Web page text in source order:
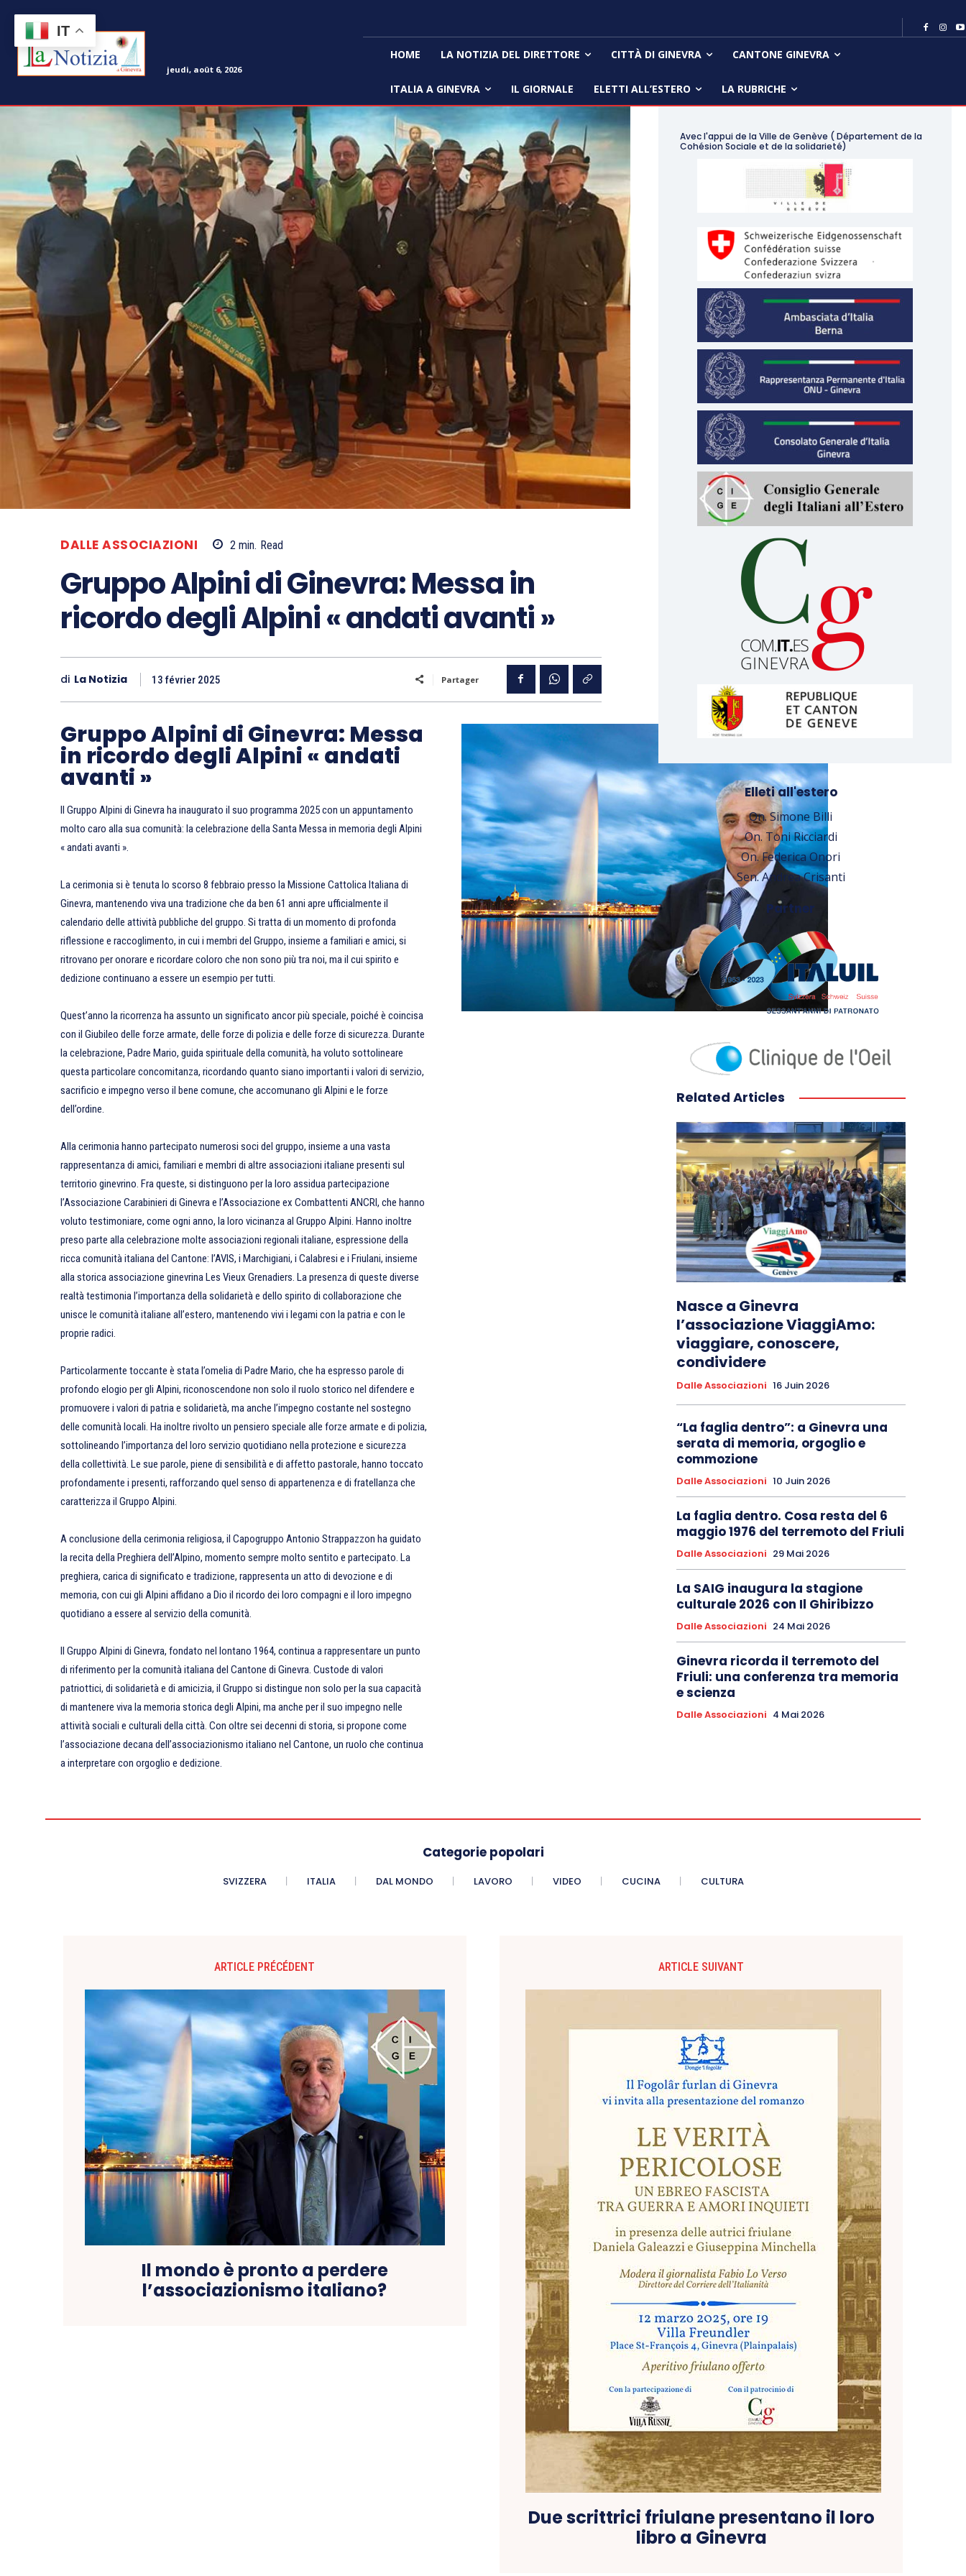
jeudi, août 6, 2026
HOME LA NOTIZIA DEL DIRETTORE CITTÀ DI GINEVRA CANTONE GINEVRA
ITALIA A GINEVRA IL GIORNALE ELETTI ALL’ESTERO LA RUBRICHE
DALLE ASSOCIAZIONI 2 min. Read
Gruppo Alpini di Ginevra: Messa in
ricordo degli Alpini « andati avanti »
di La Notizia 13 février 2025 Partager
Gruppo Alpini di Ginevra: Messa
in ricordo degli Alpini « andati
avanti »
Il Gruppo Alpini di Ginevra ha inaugurato il suo programma 2025 con un appuntamento
molto caro alla sua comunità: la celebrazione della Santa Messa in memoria degli Alpini
« andati avanti ».
La cerimonia si è tenuta lo scorso 8 febbraio presso la Missione Cattolica Italiana di
Ginevra, mantenendo viva una tradizione che da ben 61 anni apre ufficialmente il
calendario delle attività pubbliche del gruppo. Si tratta di un momento di profonda
riflessione e raccoglimento, in cui i membri del Gruppo, insieme a familiari e amici, si
ritrovano per onorare e ricordare coloro che non sono più tra noi, ma il cui spirito e
dedizione continuano a essere un esempio per tutti.
Quest’anno la ricorrenza ha assunto un significato ancor più speciale, poiché è coincisa
con il Giubileo delle forze armate, delle forze di polizia e delle forze di sicurezza. Durante
la celebrazione, Padre Mario, guida spirituale della comunità, ha voluto sottolineare
questa particolare concomitanza, ricordando quanto siano importanti i valori di servizio,
sacrificio e impegno verso il bene comune, che accomunano gli Alpini e le forze
dell’ordine.
Alla cerimonia hanno partecipato numerosi soci del gruppo, insieme a una vasta
rappresentanza di amici, familiari e membri di altre associazioni italiane presenti sul
territorio ginevrino. Fra queste, si distinguono per la loro assidua partecipazione
l’Associazione Carabinieri di Ginevra e l’Associazione ex Combattenti ANCRI, che hanno
voluto testimoniare, come ogni anno, la loro vicinanza al Gruppo Alpini. Hanno inoltre
preso parte alla celebrazione molte associazioni regionali italiane, espressione della
ricca comunità italiana del Cantone: l’AVIS, i Marchigiani, i Calabresi e i Friulani, insieme
alla storica associazione ginevrina Les Vieux Grenadiers. La presenza di queste diverse
realtà testimonia l’importanza della solidarietà e dello spirito di collaborazione che
unisce le comunità italiane all’estero, mantenendo vivi i legami con la patria e con le
proprie radici.
Particolarmente toccante è stata l’omelia di Padre Mario, che ha espresso parole di
profondo elogio per gli Alpini, riconoscendone non solo il ruolo storico nel difendere e
promuovere i valori di patria e solidarietà, ma anche l’impegno costante nel sostegno
delle comunità locali. Ha inoltre rivolto un pensiero speciale alle forze armate e di polizia,
sottolineando l’importanza del loro servizio quotidiano nella protezione e sicurezza
della collettività. Le sue parole, piene di sensibilità e di affetto pastorale, hanno toccato
profondamente i presenti, rafforzando quel senso di appartenenza e di fratellanza che
caratterizza il Gruppo Alpini.
A conclusione della cerimonia religiosa, il Capogruppo Antonio Strappazzon ha guidato
la recita della Preghiera dell’Alpino, momento sempre molto sentito e partecipato. La
preghiera, carica di significato e tradizione, rappresenta un atto di devozione e di
memoria, con cui gli Alpini affidano a Dio il ricordo dei loro compagni e il loro impegno
quotidiano a essere al servizio della comunità.
Il Gruppo Alpini di Ginevra, fondato nel lontano 1964, continua a rappresentare un punto
di riferimento per la comunità italiana del Cantone di Ginevra. Custode di valori
patriottici, di solidarietà e di amicizia, il Gruppo si distingue non solo per la sua capacità
di mantenere viva la memoria storica degli Alpini, ma anche per il suo impegno nelle
attività sociali e culturali della città. Con oltre sei decenni di storia, si propone come
l’associazione decana dell’associazionismo italiano nel Cantone, un ruolo che continua
a interpretare con orgoglio e dedizione.
Avec l'appui de la Ville de Genève ( Département de la
Cohésion Sociale et de la solidarieté)
Elleti all'estero
On. Simone Billi
On. Toni Ricciardi
On. Federica Onori
Sen. Andrea Crisanti
Partner
Related Articles
Nasce a Ginevra
l’associazione ViaggiAmo:
viaggiare, conoscere,
condividere
Dalle Associazioni 16 Juin 2026
“La faglia dentro”: a Ginevra una
serata di memoria, orgoglio e
commozione
Dalle Associazioni 10 Juin 2026
La faglia dentro. Cosa resta del 6
maggio 1976 del terremoto del Friuli
Dalle Associazioni 29 Mai 2026
La SAIG inaugura la stagione
culturale 2026 con Il Ghiribizzo
Dalle Associazioni 24 Mai 2026
Ginevra ricorda il terremoto del
Friuli: una conferenza tra memoria
e scienza
Dalle Associazioni 4 Mai 2026
Categorie popolari
SVIZZERA ITALIA DAL MONDO LAVORO VIDEO CUCINA CULTURA
ARTICLE PRÉCÉDENT
Il mondo è pronto a perdere
l’associazionismo italiano?
ARTICLE SUIVANT
Due scrittrici friulane presentano il loro
libro a Ginevra
IT